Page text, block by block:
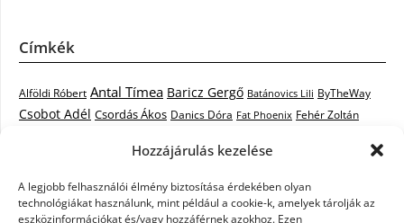
Hozzájárulás kezelése
A legjobb felhasználói élmény biztosítása érdekében olyan
technológiákat használunk, mint például a cookie-k, amelyek tárolják az
eszközinformációkat és/vagy hozzáférnek azokhoz. Ezen
Címkék
Alföldi Róbert Antal Tímea Baricz Gergő Batánovics Lili ByTheWay
Csobot Adél Csordás Ákos Danics Dóra Fat Phoenix Fehér Zoltán
Kovács László Stone
Krasznai Tünde Like LiL C. Malek Miklós mentor Muri Enikő
Nagy Feró Oláh Gergő Péterffy Lili Rocktenors RTL Klub